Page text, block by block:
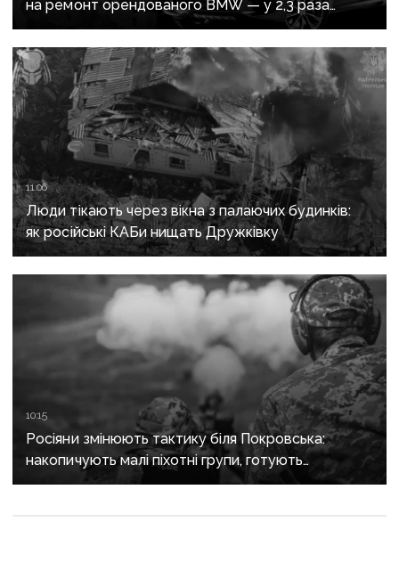
на ремонт орендованого BMW — у 2,3 раза
дорожче за його залишкову вартість
11:06
Люди тікають через вікна з палаючих будинків:
як російські КАБи нищать Дружківку
10:15
Росіяни змінюють тактику біля Покровська:
накопичують малі піхотні групи, готують
бронештурми та намагаються перерізати